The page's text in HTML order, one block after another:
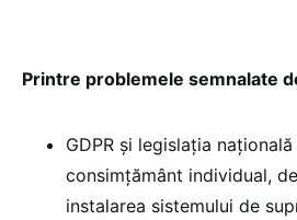
Printre problemele semnalate
GDPR și legislația
consimțământ individual,
instalarea sistemului de